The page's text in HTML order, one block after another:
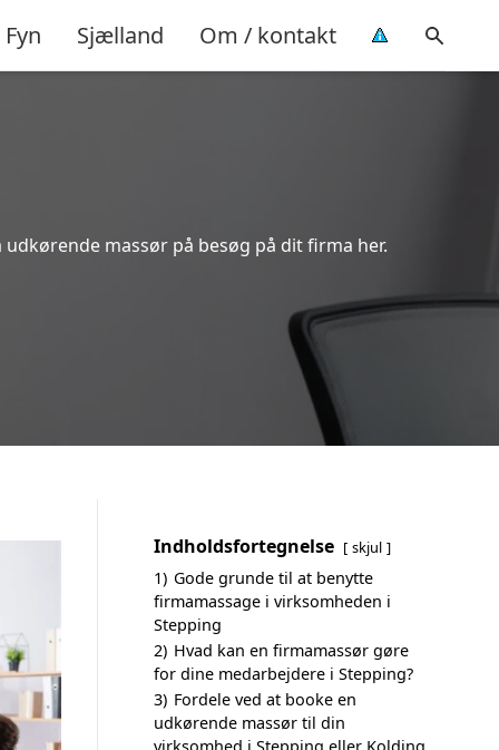
Fyn Sjælland Om / kontakt
massør på besøg på dit firma her.
Indholdsfortegnelse skjul
1) Gode grunde til at benytte
firmamassage i virksomheden i
Stepping
2) Hvad kan en firmamassør gøre
for dine medarbejdere i Stepping?
3) Fordele ved at booke en
udkørende massør til din